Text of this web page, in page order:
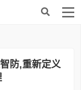
防,重新定义